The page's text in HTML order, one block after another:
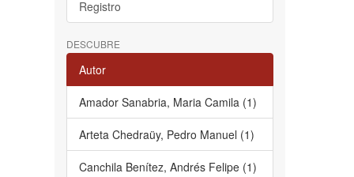
Registro
DESCUBRE
Autor
Amador Sanabria, Maria Camila (1)
Arteta Chedraüy, Pedro Manuel (1)
Canchila Benítez, Andrés Felipe (1)